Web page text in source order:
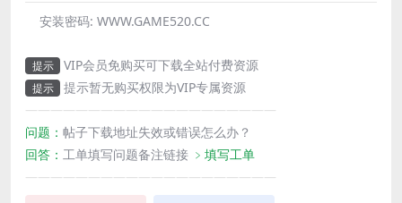
安装密码: WWW.GAME520.CC
提示 VIP会员免购买可下载全站付费资源
提示
提示暂无购买权限为VIP专属资源
————————————————————
问题： 帖子下载地址失效或错误怎么办？
回答： 工单填写问题备注链接 ﹥填写工单
————————————————————